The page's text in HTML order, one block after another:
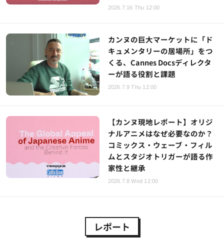
2026.7.16 Thu 12:00
カンヌの巨大マーケットに「ド
キュメンタリーの居場所」をつ
くる、Cannes Docsディレクタ
ーが語る役割と課題
2026.7.9 Thu 12:00
【カンヌ現地レポート】オリジ
ナルアニメはなぜ必要なのか？
コミックス・ウェーブ・フィル
ムとスタジオトリガーが語る作
家性と継承
2026.7.8 Wed 12:00
レポート